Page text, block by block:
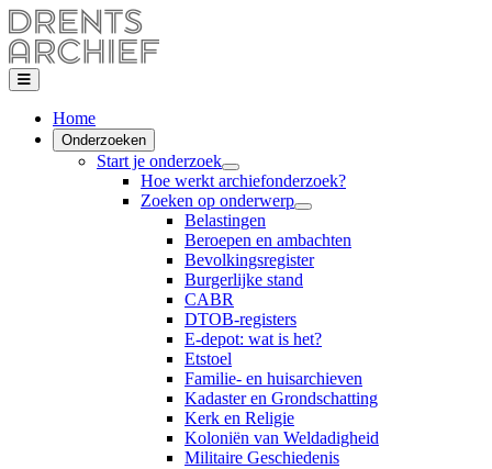
Home
Onderzoeken
Start je onderzoek
Hoe werkt archiefonderzoek?
Zoeken op onderwerp
Belastingen
Beroepen en ambachten
Bevolkingsregister
Burgerlijke stand
CABR
DTOB-registers
E-depot: wat is het?
Etstoel
Familie- en huisarchieven
Kadaster en Grondschatting
Kerk en Religie
Koloniën van Weldadigheid
Militaire Geschiedenis